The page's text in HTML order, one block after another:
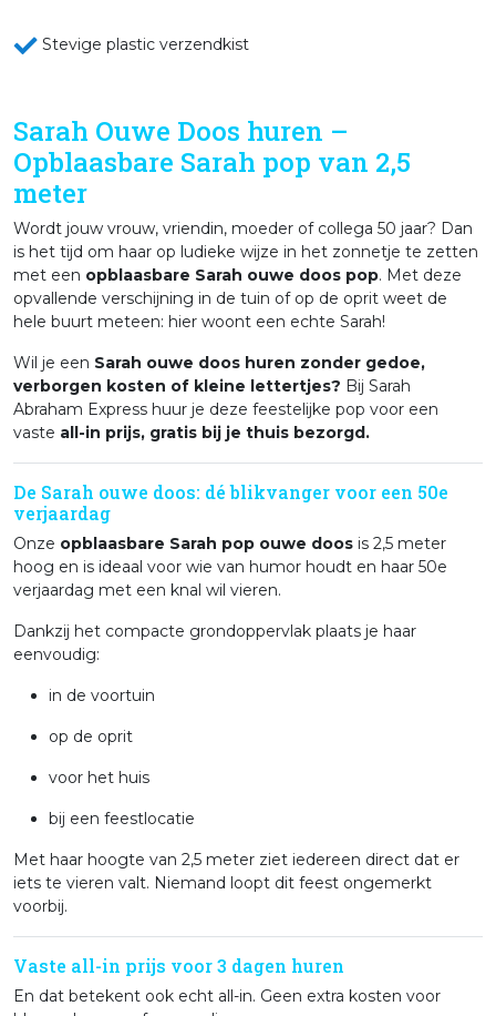
Stevige plastic verzendkist
Sarah Ouwe Doos huren –
Opblaasbare Sarah pop van 2,5
meter
Wordt jouw vrouw, vriendin, moeder of collega 50 jaar? Dan
is het tijd om haar op ludieke wijze in het zonnetje te zetten
met een opblaasbare Sarah ouwe doos pop. Met deze
opvallende verschijning in de tuin of op de oprit weet de
hele buurt meteen: hier woont een echte Sarah!
Wil je een Sarah ouwe doos huren zonder gedoe,
verborgen kosten of kleine lettertjes? Bij Sarah
Abraham Express huur je deze feestelijke pop voor een
vaste all-in prijs, gratis bij je thuis bezorgd.
De Sarah ouwe doos: dé blikvanger voor een 50e
verjaardag
Onze opblaasbare Sarah pop ouwe doos is 2,5 meter
hoog en is ideaal voor wie van humor houdt en haar 50e
verjaardag met een knal wil vieren.
Dankzij het compacte grondoppervlak plaats je haar
eenvoudig:
in de voortuin
op de oprit
voor het huis
bij een feestlocatie
Met haar hoogte van 2,5 meter ziet iedereen direct dat er
iets te vieren valt. Niemand loopt dit feest ongemerkt
voorbij.
Vaste all-in prijs voor 3 dagen huren
En dat betekent ook echt all-in. Geen extra kosten voor